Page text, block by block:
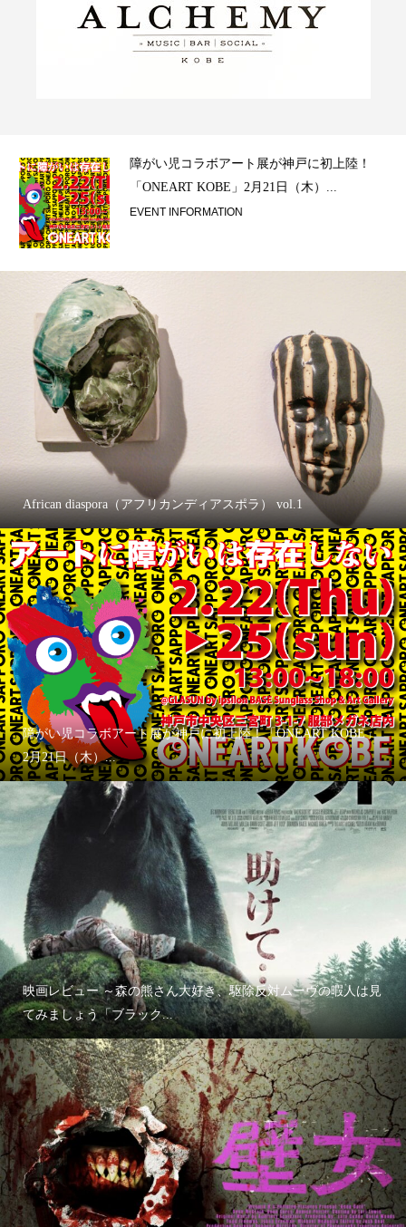
障がい児コラボアート展が神戸に初上陸！
「ONEART KOBE」2月21日（木）...
EVENT INFORMATION
African diaspora（アフリカンディアスポラ） vol.1
障がい児コラボアート展が神戸に初上陸！「ONEART KOBE」
2月21日（木）...
映画レビュー ～森の熊さん大好き、駆除反対ムーヴの暇人は見
てみましょう「ブラック...